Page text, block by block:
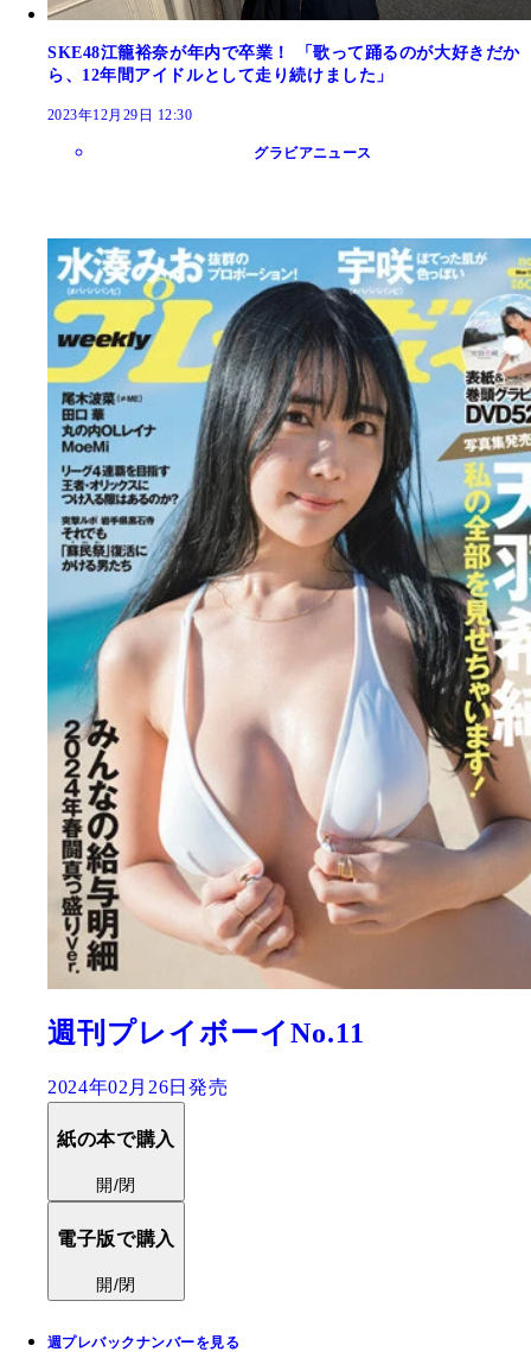
SKE48江籠裕奈が年内で卒業！ 「歌って踊るのが大好きだか
ら、12年間アイドルとして走り続けました」
2023年12月29日 12:30
グラビアニュース
週刊プレイボーイNo.11
2024年02月26日発売
紙の本で購入
開/閉
電子版で購入
開/閉
週プレバックナンバーを見る